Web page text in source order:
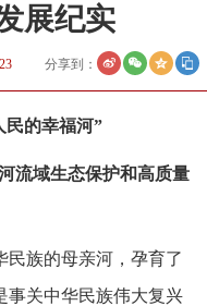
展纪实
分享到：
民的幸福河”
流域生态保护和高质量
民族的母亲河，孕育了
事关中华民族伟大复兴